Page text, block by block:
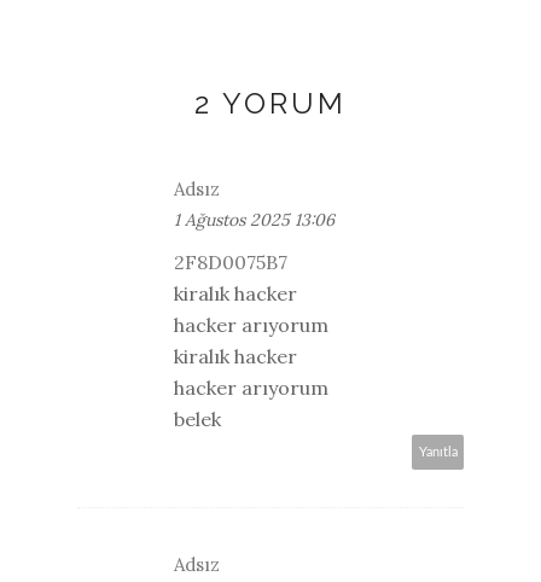
2 YORUM
Adsız
1 Ağustos 2025 13:06
2F8D0075B7
kiralık hacker
hacker arıyorum
kiralık hacker
hacker arıyorum
belek
Yanıtla
Adsız